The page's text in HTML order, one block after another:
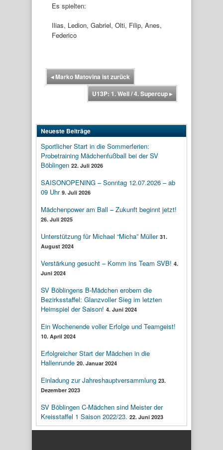
Es spielten:
Ilias, Ledion, Gabriel, Olti, Filip, Anes,
Federico
◂Marko Matovina ist zurück
U13P: 1. Weil / 4. Supercup▸
Neueste Beiträge
Sportlicher Start in die Sommerferien:
Probetraining Mädchenfußball bei der SV
Böblingen 22. Juli 2026
SAISONOPENING – Sonntag 12.07.2026 – ab
09 Uhr 9. Juli 2026
Mädchenpower am Ball – Zukunft beginnt jetzt!
26. Juli 2025
Unterstützung für Michael “Micha” Müller 31.
August 2024
Verstärkung gesucht – Komm ins Team SVB! 4.
Juni 2024
SV Böblingens B-Mädchen erobern die
Bezirksstaffel: Glanzvoller Sieg im letzten
Heimspiel der Saison! 4. Juni 2024
Ein Wochenende voller Erfolge und Teamgeist!
10. April 2024
Erfolgreicher Start der Mädchen in die
Hallenrunde 20. Januar 2024
Einladung zur Jahreshauptversammlung 23.
Dezember 2023
SV Böblingen C-Mädchen sind Meister der
Kreisstaffel 1 Saison 2022/23. 22. Juni 2023